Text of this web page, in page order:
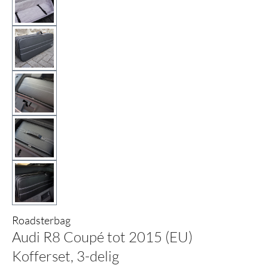
Roadsterbag
Audi R8 Coupé tot 2015 (EU)
Kofferset, 3-delig